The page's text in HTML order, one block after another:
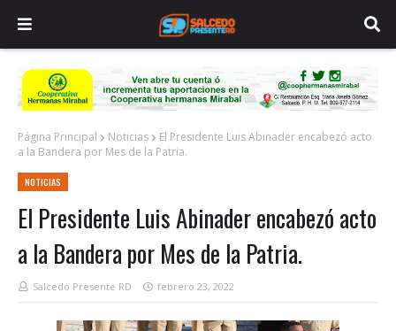
Página Principal Noticias
El Presidente Luis Abinader encabezó acto
a la Bandera por Mes de la Patria.
NOTICIAS
El Presidente Luis Abinader encabezó acto
a la Bandera por Mes de la Patria.
Salcedo Presente RD febrero 23, 2022